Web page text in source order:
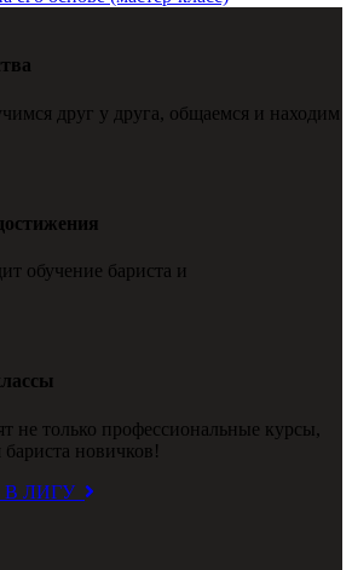
друг у друга, общаемся и находим
обучение бариста и
не только профессиональные курсы,
новичков!
В ЛИГУ